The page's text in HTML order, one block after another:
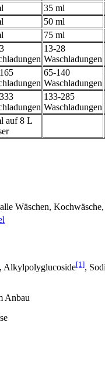
35 ml
50 ml
75 ml
13-28
Waschladungen
65-140
Waschladungen
133-285
Waschladungen
auf 8 L
Wäschen,
, Alkylpolyglucoside[1],
Anbau